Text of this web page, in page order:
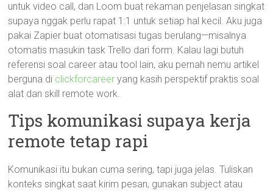
untuk video call, dan Loom buat rekaman penjelasan singkat
supaya nggak perlu rapat 1:1 untuk setiap hal kecil. Aku juga
pakai Zapier buat otomatisasi tugas berulang—misalnya
otomatis masukin task Trello dari form. Kalau lagi butuh
referensi soal career atau tool lain, aku pernah nemu artikel
berguna di clickforcareer yang kasih perspektif praktis soal
alat dan skill remote work.
Tips komunikasi supaya kerja
remote tetap rapi
Komunikasi itu bukan cuma sering, tapi juga jelas. Tuliskan
konteks singkat saat kirim pesan, gunakan subject atau